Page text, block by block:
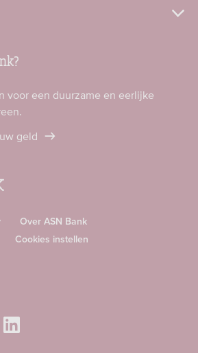
voor een duurzame en eerlijke
geld
Over ASN Bank
Cookies instellen
in